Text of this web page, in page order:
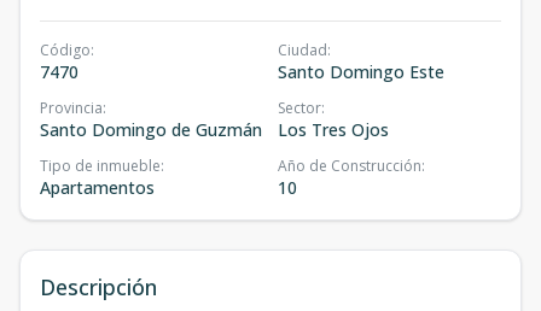
Código:
7470
Ciudad:
Santo Domingo Este
Provincia:
Santo Domingo de Guzmán
Sector:
Los Tres Ojos
Tipo de inmueble:
Apartamentos
Año de Construcción:
10
Descripción